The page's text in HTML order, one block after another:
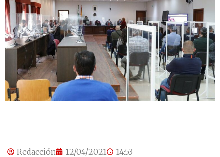
Redacción 12/04/2021 14:53